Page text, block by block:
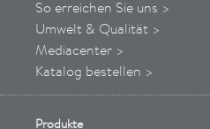
So erreichen Sie uns >
Umwelt & Qualität >
Mediacenter >
Katalog bestellen >
Produkte